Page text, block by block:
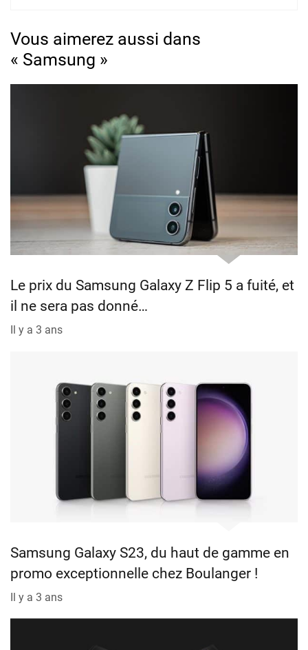
Vous aimerez aussi dans
« Samsung »
Le prix du Samsung Galaxy Z Flip 5 a fuité, et
il ne sera pas donné…
Il y a 3 ans
Samsung Galaxy S23, du haut de gamme en
promo exceptionnelle chez Boulanger !
Il y a 3 ans